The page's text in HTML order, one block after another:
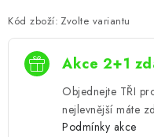
Kód zboží: Zvolte variantu
Akce 2+1
Objednejte TŘI
nejlevnější máte
Podmínky akce